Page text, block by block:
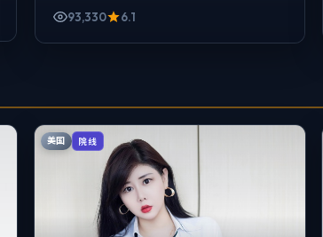
93,330 6.1
美国 院线